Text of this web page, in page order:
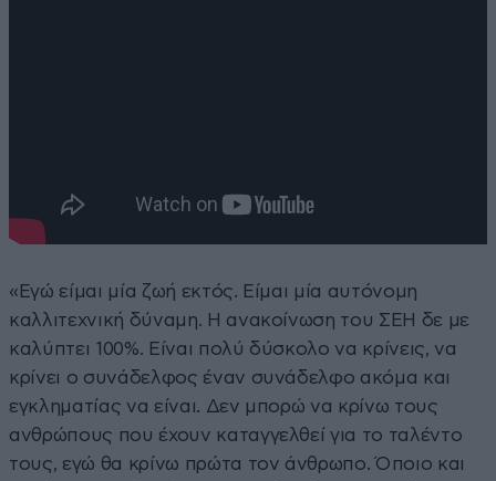
«Εγώ είμαι μία ζωή εκτός. Είμαι μία αυτόνομη
καλλιτεχνική δύναμη. Η ανακοίνωση του ΣΕΗ δε με
καλύπτει 100%. Είναι πολύ δύσκολο να κρίνεις, να
κρίνει ο συνάδελφος έναν συνάδελφο ακόμα και
εγκληματίας να είναι. Δεν μπορώ να κρίνω τους
ανθρώπους που έχουν καταγγελθεί για το ταλέντο
τους, εγώ θα κρίνω πρώτα τον άνθρωπο. Όποιο και